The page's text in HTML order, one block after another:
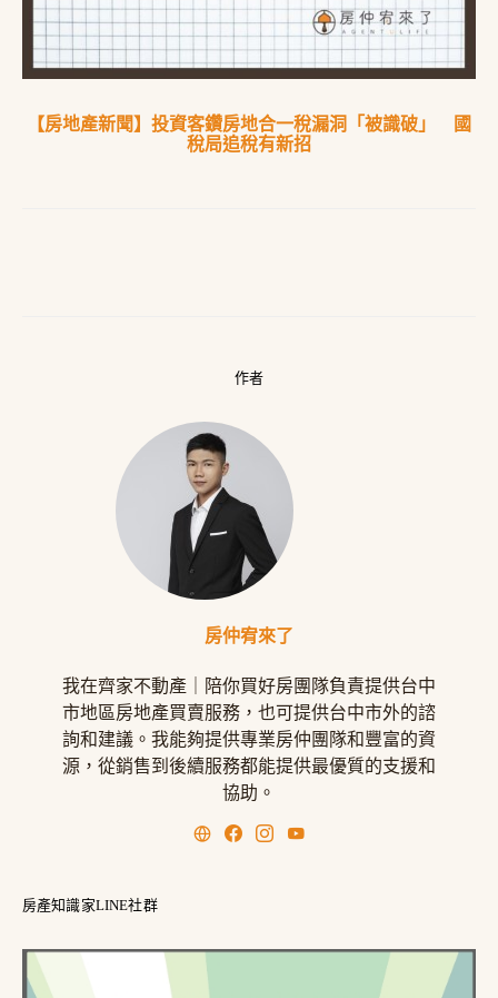
【房地產新聞】投資客鑽房地合一稅漏洞「被識破」 國
稅局追稅有新招
作者
房仲宥來了
我在齊家不動產｜陪你買好房團隊負責提供台中
市地區房地產買賣服務，也可提供台中市外的諮
詢和建議。我能夠提供專業房仲團隊和豐富的資
源，從銷售到後續服務都能提供最優質的支援和
協助。
房產知識家LINE社群